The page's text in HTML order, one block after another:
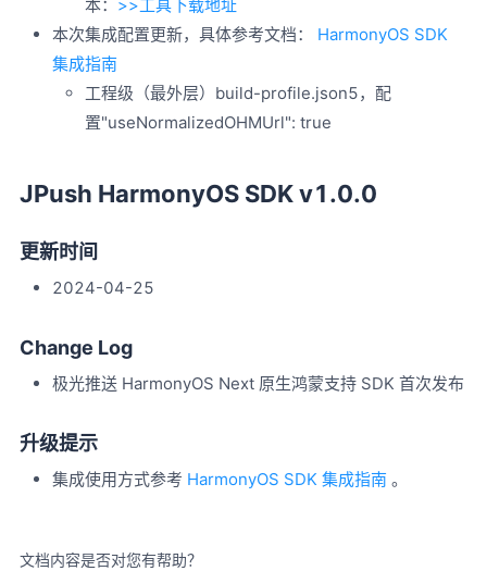
本： >>工具下载地址
本次集成配置更新，具体参考文档：
HarmonyOS SDK
集成指南
工程级（最外层）build-profile.json5，配
置"useNormalizedOHMUrl": true
JPush HarmonyOS SDK v1.0.0
更新时间
2024-04-25
Change Log
极光推送 HarmonyOS Next 原生鸿蒙支持 SDK 首次发布
升级提示
集成使用方式参考 HarmonyOS SDK 集成指南 。
文档内容是否对您有帮助？